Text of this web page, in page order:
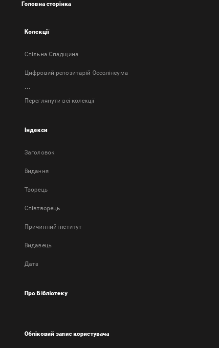
вкладці
Головна сторінка
Колекції
Спільна Спадщина
Цифровий репозитарій Оссолінеума
...
Переглянути всі колекції
Індекси
Заголовок
Bидання
Творець
Співтворець
Причинний інститут
Видавець
Дата
Про Бібліотеку
Обліковий запис користувача